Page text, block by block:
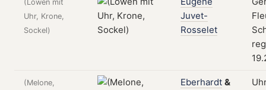
(Löwen mit
Uhr, Krone,
Sockel)
Juvet-
Rosselet
(Melone,
Eberhardt &